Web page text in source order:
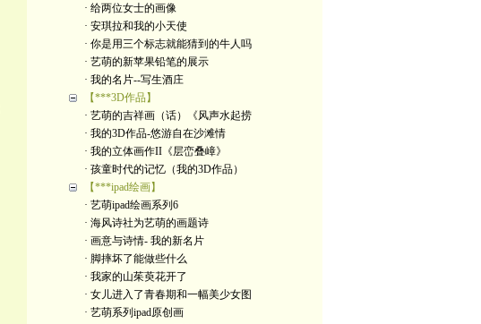
· 给两位女士的画像
· 安琪拉和我的小天使
· 你是用三个标志就能猜到的牛人吗
· 艺萌的新苹果铅笔的展示
· 我的名片--写生酒庄
【***3D作品】
· 艺萌的吉祥画（话）《风声水起捞
· 我的3D作品-悠游自在沙滩情
· 我的立体画作II《层峦叠嶂》
· 孩童时代的记忆（我的3D作品）
【***ipad绘画】
· 艺萌ipad绘画系列6
· 海风诗社为艺萌的画题诗
· 画意与诗情- 我的新名片
· 脚摔坏了能做些什么
· 我家的山茱萸花开了
· 女儿进入了青春期和一幅美少女图
· 艺萌系列ipad原创画